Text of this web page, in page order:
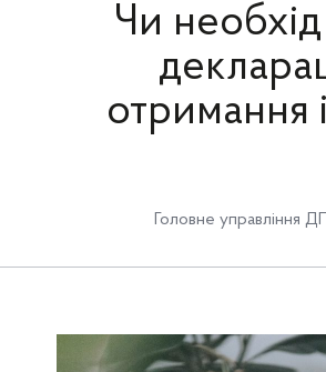
Чи
отримання
Головне управління